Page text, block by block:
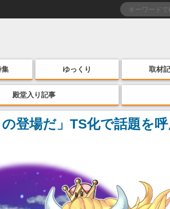
集 ゆっくり 取材
殿堂入り記事
登場だ」TS化で話題を